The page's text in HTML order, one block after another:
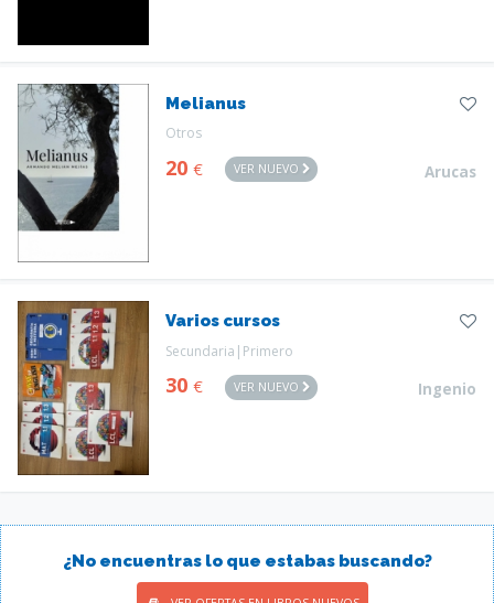
Melianus
Otros
20 € VER NUEVO Arucas
Varios cursos
Secundaria|Primero
30 € VER NUEVO Ingenio
¿No encuentras lo que estabas buscando?